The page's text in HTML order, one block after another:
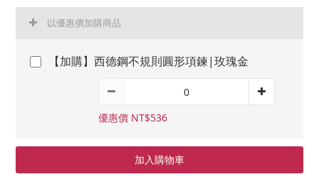
以優惠價加購商品
【加購】西德鋼不規則圓形項鍊|玫瑰金
優惠價 NT$536
加入購物車